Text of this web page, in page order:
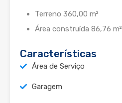
Terreno 360,00 m²
Área construída 86,76 m²
Características
Área de Serviço
Garagem